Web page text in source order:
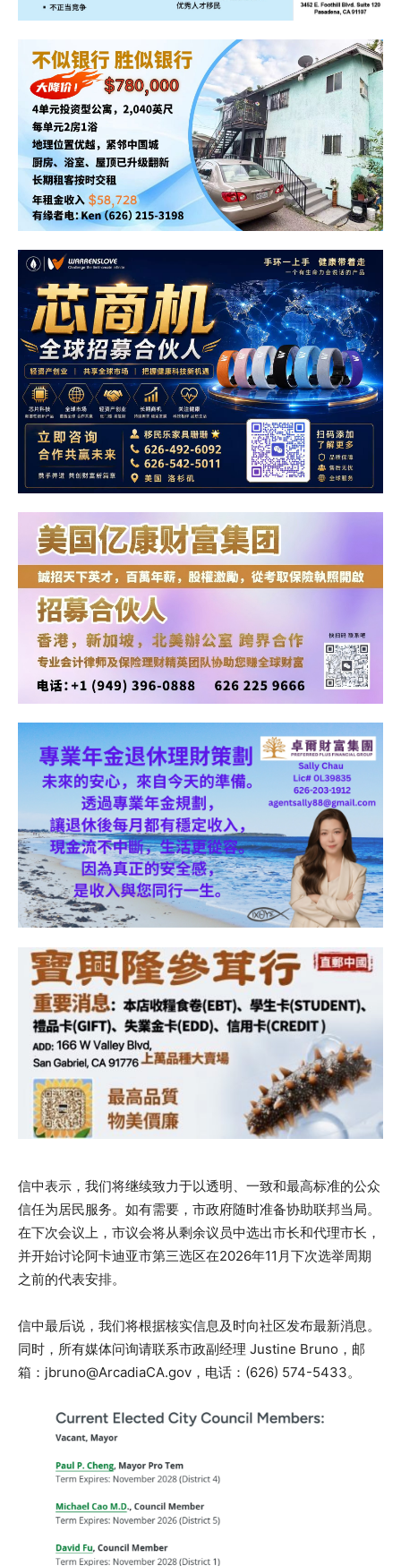
信中表示，我们将继续致力于以透明、一致和最高标准的公众
信任为居民服务。如有需要，市政府随时准备协助联邦当局。
在下次会议上，市议会将从剩余议员中选出市长和代理市长，
并开始讨论阿卡迪亚市第三选区在2026年11月下次选举周期
之前的代表安排。
信中最后说，我们将根据核实信息及时向社区发布最新消息。
同时，所有媒体问询请联系市政副经理 Justine Bruno，邮
箱： jbruno@ArcadiaCA.gov ，电话：(626) 574-5433。